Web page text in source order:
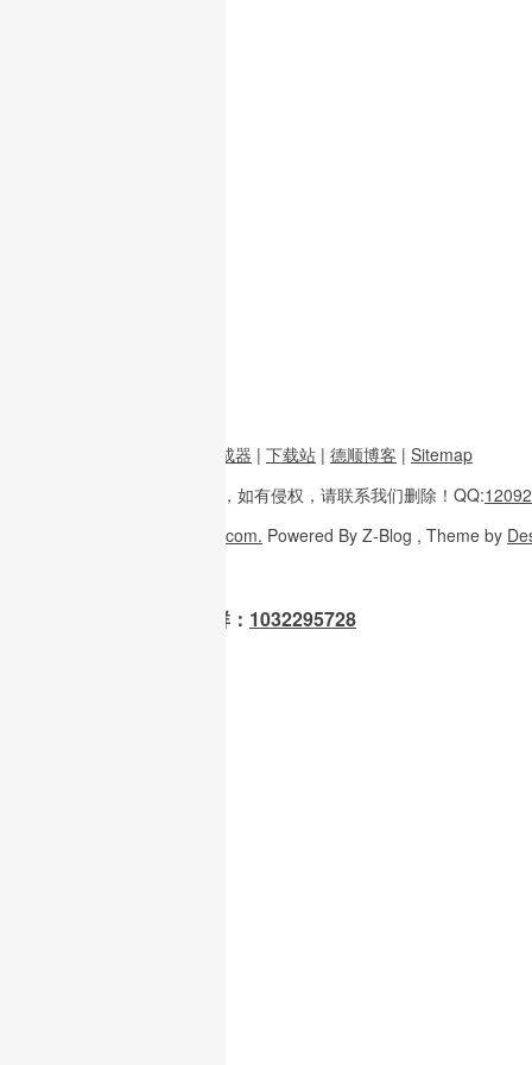
图片二维码生成器 | 下载站 | 德顺博客 | Sitemap
多整理于互联网， 如有侵权，请联系我们删除！ QQ:
W3H5.com. Powered By Z-Blog , Theme by
OpenClaw 龙虾交流群： 1032295728